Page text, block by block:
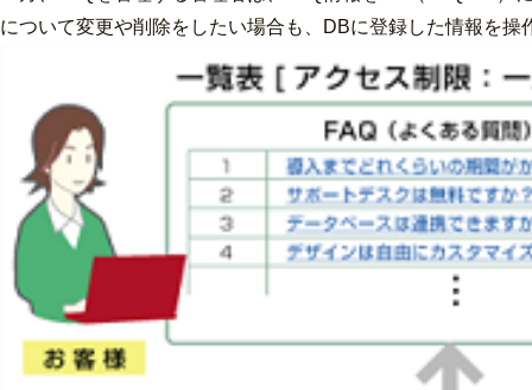
について変更や削除をしたい場合も、DBに登録した情報を